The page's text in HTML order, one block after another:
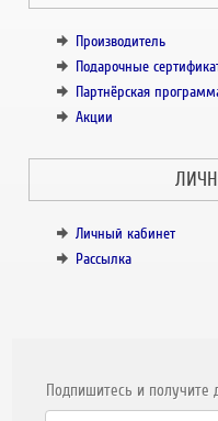
Производитель
Подарочные
Партнёрская
Акции
Личный кабинет
Рассылка
Подпишитесь и получите